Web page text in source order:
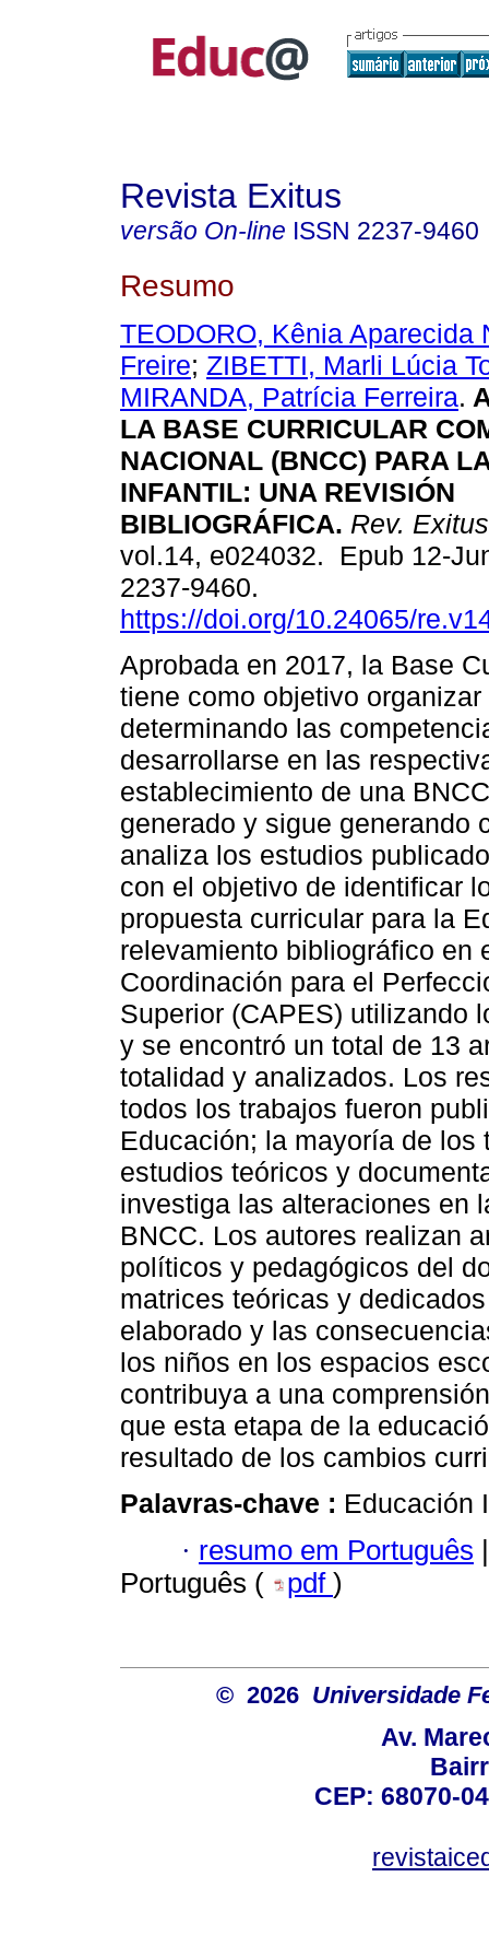
Revista Exitus
versão On-line ISSN 2237-9460
Resumo
TEODORO, Kênia Aparecida
Freire; ZIBETTI, Marli Lúcia
MIRANDA, Patrícia Ferreira.
LA BASE CURRICULAR
NACIONAL (BNCC) PARA
INFANTIL: UNA REVISIÓN
BIBLIOGRÁFICA. Rev. Exitus
vol.14, e024032. Epub 12-
2237-9460.
https://doi.org/10.24065/
Aprobada en 2017, la Base
tiene como objetivo
determinando las
desarrollarse en las
establecimiento de una
generado y sigue generando
analiza los estudios
con el objetivo de identificar
propuesta curricular para la
relevamiento bibliográfico en
Coordinación para el
Superior (CAPES) utilizando
y se encontró un total de 13
totalidad y analizados. Los
todos los trabajos fueron
Educación; la mayoría de
estudios teóricos y
investiga las alteraciones en
BNCC. Los autores realizan
políticos y pedagógicos del
matrices teóricas y
elaborado y las
los niños en los espacios
contribuya a una
que esta etapa de la
resultado de los cambios
Palavras-chave : Educación
· resumo em Português |
Português (
pdf )
© 2026 Universidade
Av.
CEP: 68070-